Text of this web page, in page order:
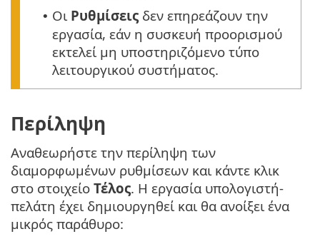
• Οι Ρυθμίσεις δεν επηρεάζουν την
εργασία, εάν η συσκευή προορισμού
εκτελεί μη υποστηριζόμενο τύπο
λειτουργικού συστήματος.
Περίληψη
Αναθεωρήστε την περίληψη των
διαμορφωμένων ρυθμίσεων και κάντε κλικ
στο στοιχείο Τέλος. Η εργασία υπολογιστή-
πελάτη έχει δημιουργηθεί και θα ανοίξει ένα
μικρός παράθυρο: